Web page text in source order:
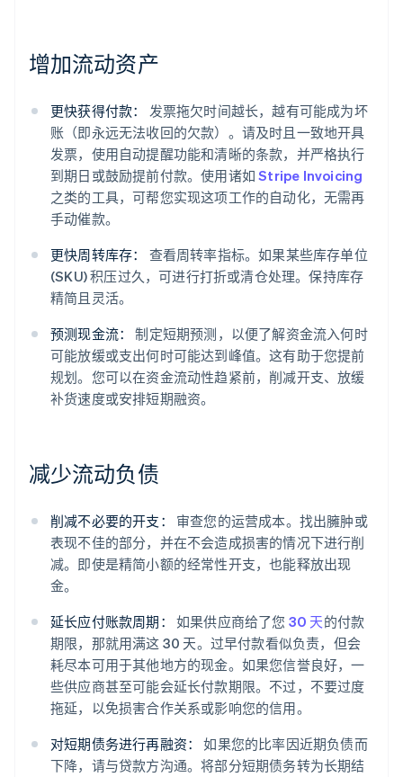
增加流动资产
更快获得付款：
发票拖欠时间越长，越有可能成为坏
账（即永远无法收回的欠款）。请及时且一致地开具
发票，使用自动提醒功能和清晰的条款，并严格执行
到期日或鼓励提前付款。使用诸如Stripe Invoicing
之类的工具，可帮您实现这项工作的自动化，无需再
手动催款。
更快周转库存：
查看周转率指标。如果某些库存单位
(SKU) 积压过久，可进行打折或清仓处理。保持库存
精简且灵活。
预测现金流：
制定短期预测，以便了解资金流入何时
可能放缓或支出何时可能达到峰值。这有助于您提前
规划。您可以在资金流动性趋紧前，削减开支、放缓
补货速度或安排短期融资。
减少流动负债
削减不必要的开支：
审查您的运营成本。找出臃肿或
表现不佳的部分，并在不会造成损害的情况下进行削
减。即使是精简小额的经常性开支，也能释放出现
金。
延长应付账款周期：
如果供应商给了您 30 天的付款
期限，那就用满这 30 天。过早付款看似负责，但会
耗尽本可用于其他地方的现金。如果您信誉良好，一
些供应商甚至可能会延长付款期限。不过，不要过度
拖延，以免损害合作关系或影响您的信用。
对短期债务进行再融资：
如果您的比率因近期负债而
下降，请与贷款方沟通。将部分短期债务转为长期结